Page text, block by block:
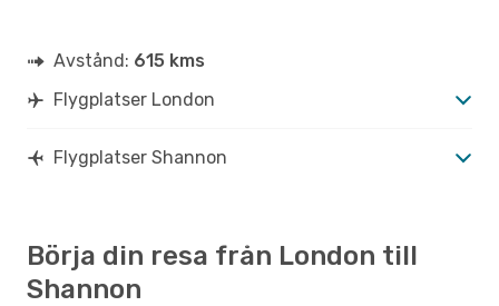
Avstånd: 615 kms
Flygplatser London
Flygplatser Shannon
Börja din resa från London till
Shannon